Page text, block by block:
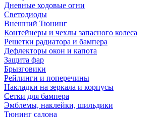
Дневные ходовые огни
Светодиоды
Внешний Тюнинг
Контейнеры и чехлы запасного колеса
Решетки радиатора и бампера
Дефлекторы окон и капота
Защита фар
Брызговики
Рейлинги и поперечины
Накладки на зеркала и корпусы
Сетки для бампера
Эмблемы, наклейки, шильдики
Тюнинг салона